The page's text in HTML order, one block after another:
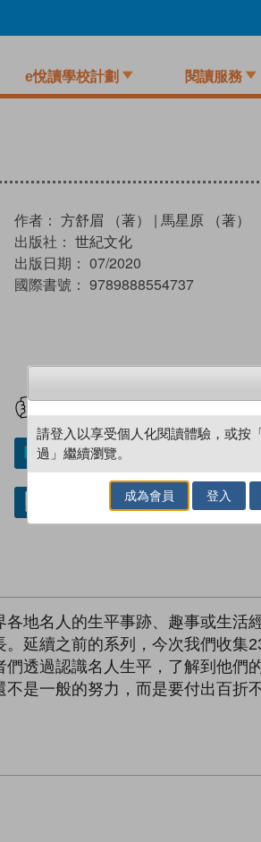
e悅讀學校計劃 閱讀服務
作者： 方舒眉 （著） | 馬星原 （著）
出版社： 世紀文化
出版日期： 07/2020
國際書號： 9789888554737
加入／閱讀電子書
借閱實體書
各地名人的生平事跡、趣事或生
延續之前的系列，今次我們收集
透過認識名人生平，了解到他
是一般的努力，而是要付出百
請登入以享受個人化閱讀體驗，或按
過」繼續瀏覽。
成為會員 登入